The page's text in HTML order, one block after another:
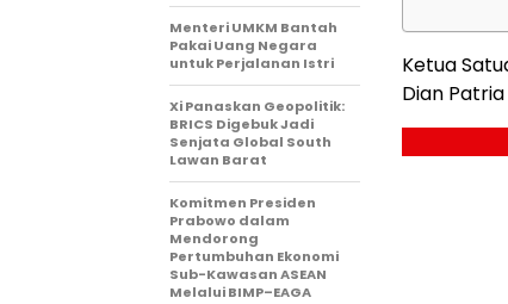
Ketua
Dian
Menteri UMKM Bantah
Pakai Uang Negara
untuk Perjalanan Istri
Xi Panaskan Geopolitik:
BRICS Digebuk Jadi
Senjata Global South
Lawan Barat
Komitmen Presiden
Prabowo dalam
Mendorong
Pertumbuhan Ekonomi
Sub-Kawasan ASEAN
Melalui BIMP–EAGA